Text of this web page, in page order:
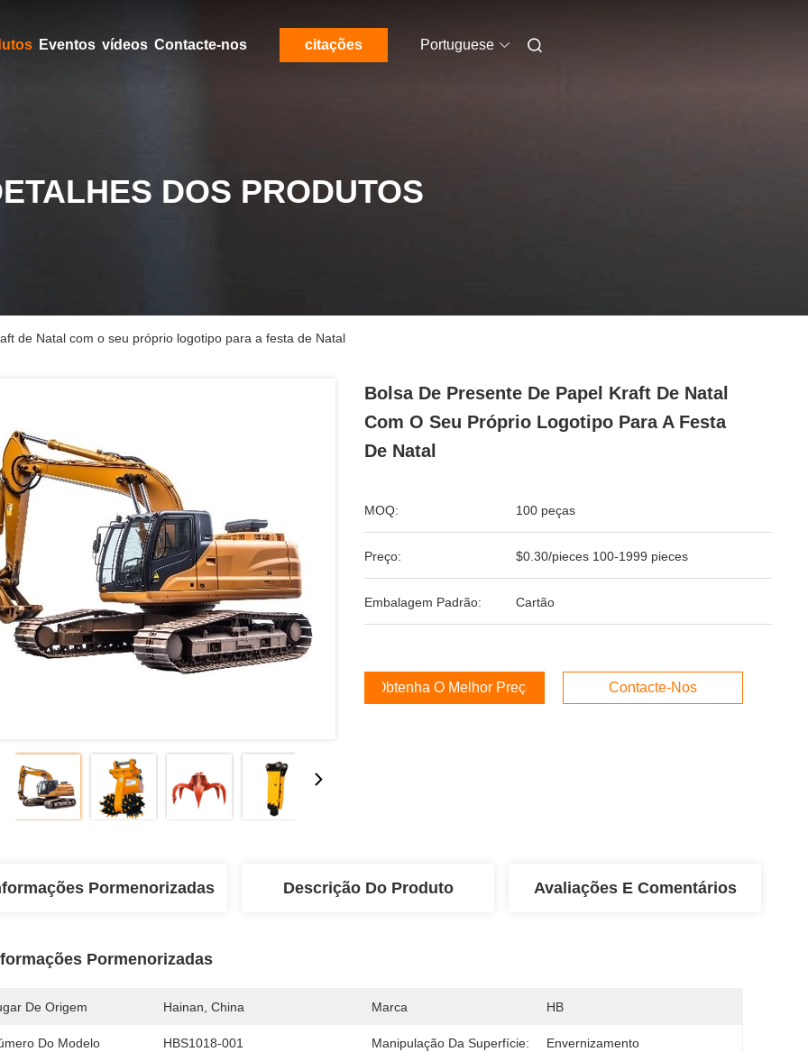
Eventos vídeos Contacte-nos citações Portuguese
DOS PRODUTOS
de Natal com o seu próprio logotipo para a festa de Natal
Bolsa De Presente De Papel Kraft De Natal
Com O Seu Próprio Logotipo Para A Festa
De Natal
MOQ: 100 peças
Preço: $0.30/pieces 100-1999 pieces
Embalagem Padrão: Cartão
Obtenha O Melhor Preço Contacte-Nos
Pormenorizadas Descrição Do Produto Avaliações E Comentários
Pormenorizadas
De Origem Hainan, China Marca HB
Do Modelo HBS1018-001 Manipulação Da Superfície: Envernizamento